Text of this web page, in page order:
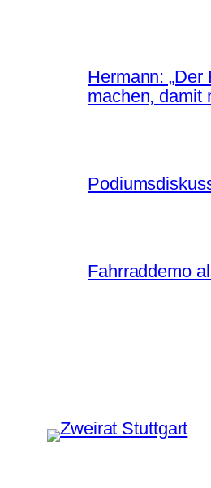
Hermann:
machen, damit
Fahrraddemo